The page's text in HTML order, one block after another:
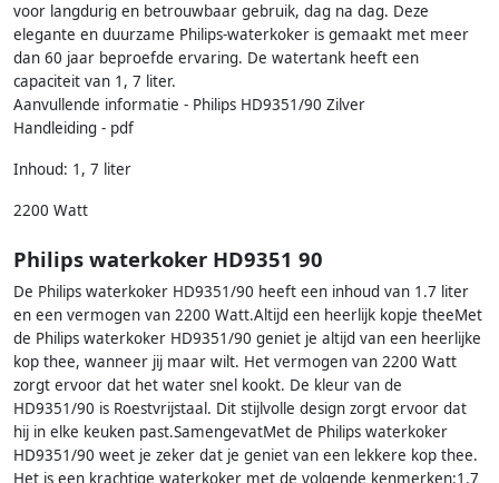
voor langdurig en betrouwbaar gebruik, dag na dag. Deze
elegante en duurzame Philips-waterkoker is gemaakt met meer
dan 60 jaar beproefde ervaring. De watertank heeft een
capaciteit van 1, 7 liter.
Aanvullende informatie - Philips HD9351/90 Zilver
Handleiding - pdf
Inhoud: 1, 7 liter
2200 Watt
Philips waterkoker HD9351 90
De Philips waterkoker HD9351/90 heeft een inhoud van 1.7 liter
en een vermogen van 2200 Watt.Altijd een heerlijk kopje theeMet
de Philips waterkoker HD9351/90 geniet je altijd van een heerlijke
kop thee, wanneer jij maar wilt. Het vermogen van 2200 Watt
zorgt ervoor dat het water snel kookt. De kleur van de
HD9351/90 is Roestvrijstaal. Dit stijlvolle design zorgt ervoor dat
hij in elke keuken past.SamengevatMet de Philips waterkoker
HD9351/90 weet je zeker dat je geniet van een lekkere kop thee.